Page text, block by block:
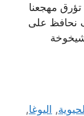
مهجعنا
نحافظ على
, اليوغا,